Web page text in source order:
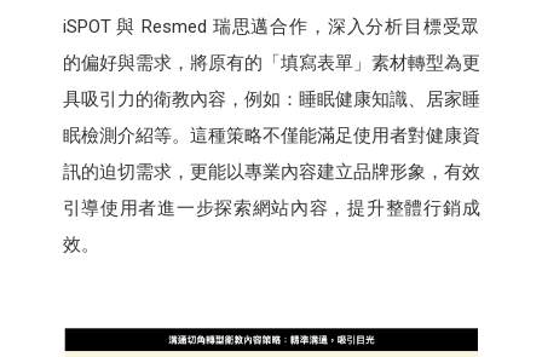
iSPOT 與 Resmed 瑞思邁合作，深入分析目標受眾
的偏好與需求，將原有的「填寫表單」素材轉型為更
具吸引力的衛教內容，例如：睡眠健康知識、居家睡
眠檢測介紹等。這種策略不僅能滿足使用者對健康資
訊的迫切需求，更能以專業內容建立品牌形象，有效
引導使用者進一步探索網站內容，提升整體行銷成
效。